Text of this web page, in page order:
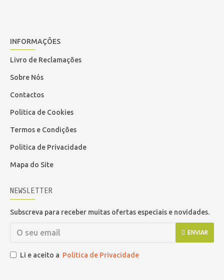
INFORMAÇÕES
Livro de Reclamações
Sobre Nós
Contactos
Politica de Cookies
Termos e Condições
Politica de Privacidade
Mapa do Site
NEWSLETTER
Subscreva para receber muitas ofertas especiais e novidades.
ENVIAR
Li e aceito a Politica de Privacidade